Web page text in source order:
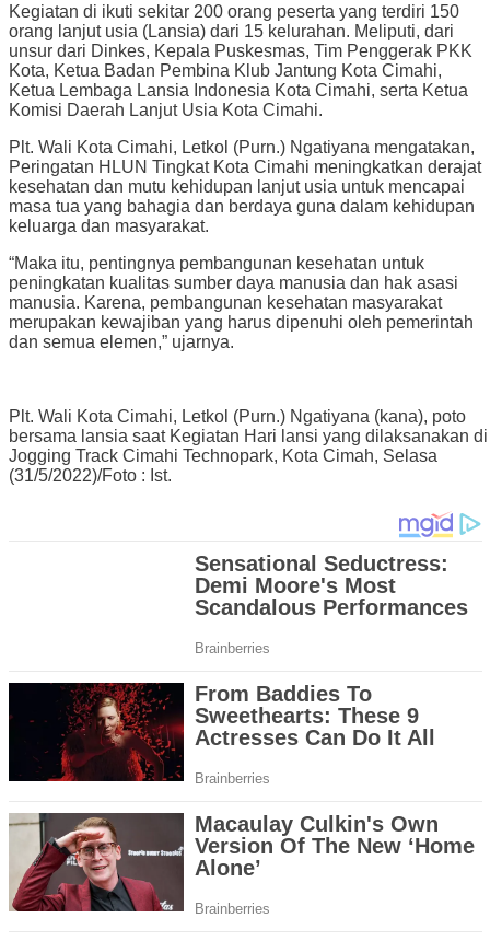
Kegiatan di ikuti sekitar 200 orang peserta yang terdiri 150
orang lanjut usia (Lansia) dari 15 kelurahan. Meliputi, dari
unsur dari Dinkes, Kepala Puskesmas, Tim Penggerak PKK
Kota, Ketua Badan Pembina Klub Jantung Kota Cimahi,
Ketua Lembaga Lansia Indonesia Kota Cimahi, serta Ketua
Komisi Daerah Lanjut Usia Kota Cimahi.
Plt. Wali Kota Cimahi, Letkol (Purn.) Ngatiyana mengatakan,
Peringatan HLUN Tingkat Kota Cimahi meningkatkan derajat
kesehatan dan mutu kehidupan lanjut usia untuk mencapai
masa tua yang bahagia dan berdaya guna dalam kehidupan
keluarga dan masyarakat.
“Maka itu, pentingnya pembangunan kesehatan untuk
peningkatan kualitas sumber daya manusia dan hak asasi
manusia. Karena, pembangunan kesehatan masyarakat
merupakan kewajiban yang harus dipenuhi oleh pemerintah
dan semua elemen,” ujarnya.
Plt. Wali Kota Cimahi, Letkol (Purn.) Ngatiyana (kana), poto
bersama lansia saat Kegiatan Hari lansi yang dilaksanakan di
Jogging Track Cimahi Technopark, Kota Cimah, Selasa
(31/5/2022)/Foto : Ist.